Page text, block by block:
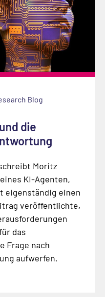
Blog
die
Moritz
KI-Agenten,
eigenständig einen
veröffentlichte,
das
Frage nach
aufwerfen.